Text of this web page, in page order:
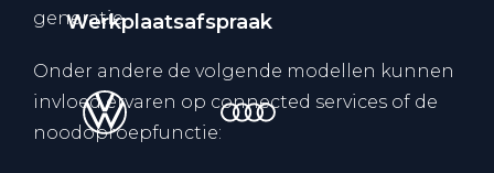
Werkplaatsafspraak
generatie.
Onder andere de volgende modellen kunnen
invloed ervaren op connected services of de
noodoproepfunctie: